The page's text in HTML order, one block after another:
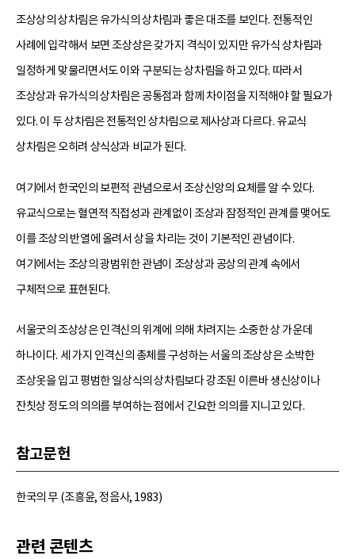
조상상의 상차림은 유가식의 상차림과 좋은 대조를 보인다. 전통적인
사례에 입각해서 보면 조상상은 갖가지 격식이 있지만 유가식 상차림과
일정하게 맞물리면서도 이와 구분되는 상차림을 하고 있다. 따라서
조상상과 유가식의 상차림은 공통점과 함께 차이점을 지적해야 할 필요가
있다. 이 두 상차림은 전통적인 상차림으로 제사상과 다르다. 유교식
상차림은 오히려 상식상과 비교가 된다.
여기에서 한국인의 보편적 관념으로서 조상신앙의 요체를 알 수 있다.
유교식으로는 혈연적 직접성과 관계없이 조상과 잠정적인 관계를 맺어도
이를 조상의 반열에 올려서 상을 차리는 것이 기본적인 관념이다.
여기에서는 조상의 광범위한 관념이 조상상과 공상의 관계 속에서
구체적으로 표현된다.
서울굿의 조상상은 인격신의 위계에 의해 차려지는 소중한 상 가운데
하나이다. 세 가지 인격신의 총체를 구성하는 서울의 조상상은 소박한
조상옷을 입고 평범한 일상식의 상차림보다 강조된 이른바 생신상이나
잔칫상 정도의 의의를 부여하는 점에서 긴요한 의의를 지니고 있다.
참고문헌
한국의 무 (조흥윤, 정음사, 1983)
관련 콘텐츠